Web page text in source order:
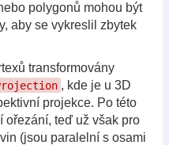
polygonů mohou být
aby se vykreslil zbytek
transformovány
, kde je u 3D
projekce. Po této
ořezání, teď už však pro
(jsou paralelní s osami